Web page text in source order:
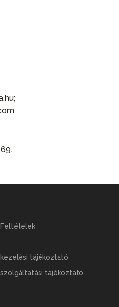
Feltételek
tájékoztató
tájékoztató